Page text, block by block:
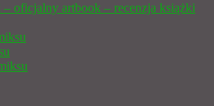
– oficjalny artbook – recenzja książki